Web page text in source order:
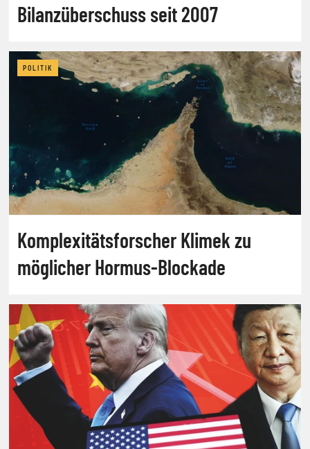
Bilanzüberschuss seit 2007
POLITIK
Komplexitätsforscher Klimek zu
möglicher Hormus-Blockade